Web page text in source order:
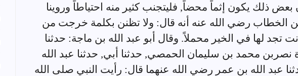
ذلك يكون إثماً محضاً, فليتجنب كثير منه احتياطاً وروينا
الخطاب رضي الله عنه أنه قال: ولا تظنن بكلمة خرجت من
تجد لها في الخير محملاً. وقال أبو عبد الله بن ماجة: حدثنا
نصربن محمد بن سليمان الحمصي, حدثنا أبي, حدثنا عبد الله
عبد الله بن عمر رضي الله عنهما قال: رأيت النبي صلى الله